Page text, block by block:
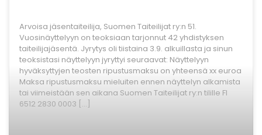
Arvoisa jäsentaiteilija, Suomen Taiteilijat ry:n 51.
Vuosinäyttelyyn on teoksiaan tarjonnut 42 yhdistyksen
taiteilijajäsentä. Jyrytys oli tiistaina 3.9. alkuillasta ja sinun
teoksistasi näyttelyyn jyryttyi seuraavat: Näyttelyyn
hyväksyttyjen teosten ripustusmaksu on yhteensä xx euroa
Maksa ripustusmaksu mieluiten ennen näyttelyn alkamista
tai viimeistään sen aikana Suomen Taiteilijat ry:n tilille FI
6512 2830 0003 […]